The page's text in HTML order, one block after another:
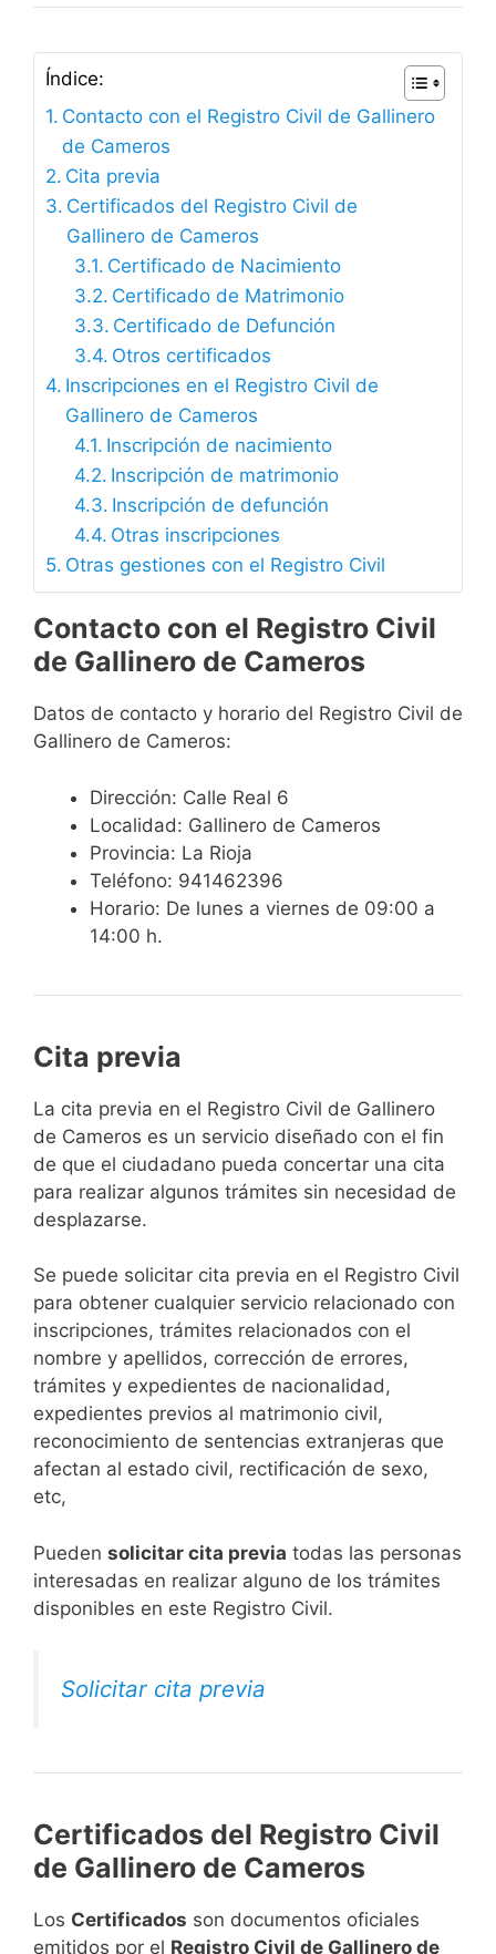
Índice:
Contacto con el Registro Civil de Gallinero
de Cameros
Cita previa
Certificados del Registro Civil de
Gallinero de Cameros
Certificado de Nacimiento
Certificado de Matrimonio
Certificado de Defunción
Otros certificados
Inscripciones en el Registro Civil de
Gallinero de Cameros
Inscripción de nacimiento
Inscripción de matrimonio
Inscripción de defunción
Otras inscripciones
Otras gestiones con el Registro Civil
Contacto con el Registro Civil
de Gallinero de Cameros
Datos de contacto y horario del Registro Civil de
Gallinero de Cameros:
Dirección: Calle Real 6
Localidad: Gallinero de Cameros
Provincia: La Rioja
Teléfono: 941462396
Horario: De lunes a viernes de 09:00 a
14:00 h.
Cita previa
​​​​​​​​​​​​​​​​​​​​​​​​​​​​La cita previa en el Registro Civil de Gallinero
de Cameros es un servicio diseñado con el fin
de que el ciudadano pueda concertar una cita
para realizar algunos trámites sin necesidad de
desplazarse.​
Se puede solicitar cita previa en el Registro Civil
para obtener cualquier servicio relacionado con
inscripciones, trámites relacionados con el
nombre y apellidos, corrección de errores,
trámites y expedientes de nacionalidad,
expedientes previos al matrimonio civil,
reconocimiento de sentencias extranjeras que
afectan al estado civil, rectificación de sexo,
etc,
​Pueden solicitar cita previa todas las personas
interesadas en realizar alguno de los trámites
disponibles en este Registro Civil.​
Solicitar cita previa
Certificados del Registro Civil
de Gallinero de Cameros
Los Certificados son documentos oficiales
emitidos por el Registro Civil de Gallinero de